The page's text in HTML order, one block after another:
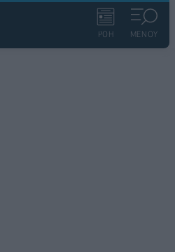
ΡΟΗ ΜΕΝΟΥ